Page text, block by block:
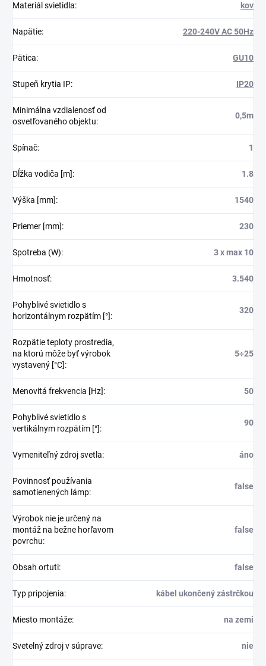
Materiál svietidla: kov
Napätie: 220-240V AC 50Hz
Pätica: GU10
Stupeň krytia IP: IP20
Minimálna vzdialenosť od
osvetľovaného objektu:
0,5m
Spínač: 1
Dĺžka vodiča [m]: 1.8
Výška [mm]: 1540
Priemer [mm]: 230
Spotreba (W): 3 x max 10
Hmotnosť: 3.540
Pohyblivé svietidlo s
horizontálnym rozpätím [°]:
320
Rozpätie teploty prostredia,
na ktorú môže byť výrobok
vystavený [°C]:
5÷25
Menovitá frekvencia [Hz]: 50
Pohyblivé svietidlo s
vertikálnym rozpätím [°]:
90
Vymeniteľný zdroj svetla: áno
Povinnosť používania
samotienených lámp:
false
Výrobok nie je určený na
montáž na bežne horľavom
povrchu:
false
Obsah ortuti: false
Typ pripojenia: kábel ukončený zástrčkou
Miesto montáže: na zemi
Svetelný zdroj v súprave: nie